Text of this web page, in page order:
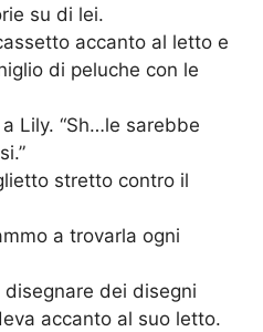
su di lei.
accanto al letto e
di peluche con le
a Lily. “Sh…le sarebbe
stretto contro il
a trovarla ogni
dei disegni
accanto al suo letto.